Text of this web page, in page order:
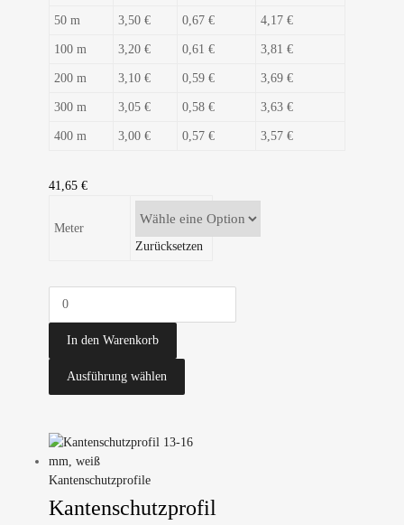
50 m 3,50 € 0,67 € 4,17 €
100 m 3,20 € 0,61 € 3,81 €
200 m 3,10 € 0,59 € 3,69 €
300 m 3,05 € 0,58 € 3,63 €
400 m 3,00 € 0,57 € 3,57 €
41,65 €
Meter
Zurücksetzen
In den Warenkorb
Ausführung wählen
Kantenschutzprofile
Kantenschutzprofil